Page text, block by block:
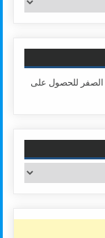
الصفر للحصول على